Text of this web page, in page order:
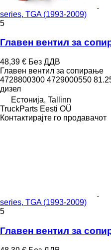
series, TGA (1993-2009)
5
Главен вентил за
48,39 € Без ДДВ
Главен вентил за сопирање
4728800300 4729000550
дизел
Естонија, Tallinn
TruckParts Eesti OÜ
Контактирајте го продавачот
series, TGA (1993-2009)
5
Главен вентил за